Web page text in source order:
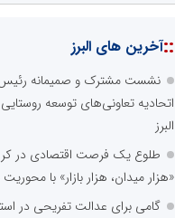
::آخرین های البرز
نشست مشترک و صمیمانه رئیس
اتحادیه تعاونی‌های توسعه
البرز
طلوع یک فرصت اقتصادی در کرج؛
«هزار میدان، هزار بازار» با